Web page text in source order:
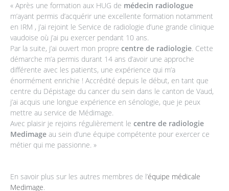
« Après une formation aux HUG de médecin radiologue
m’ayant permis d’acquérir une excellente formation notamment
en IRM , j’ai rejoint le Service de radiologie d’une grande clinique
vaudoise où j’ai pu exercer pendant 10 ans.
Par la suite, j’ai ouvert mon propre centre de radiologie. Cette
démarche m’a permis durant 14 ans d’avoir une approche
différente avec les patients, une expérience qui m’a
énormément enrichie ! Accrédité depuis le début, en tant que
centre du Dépistage du cancer du sein dans le canton de Vaud,
j’ai acquis une longue expérience en sénologie, que je peux
mettre au service de Médimage.
Avec plaisir je rejoins régulièrement le centre de radiologie
Medimage au sein d’une équipe compétente pour exercer ce
métier qui me passionne. »
En savoir plus sur les autres membres de l’équipe médicale
Medimage.